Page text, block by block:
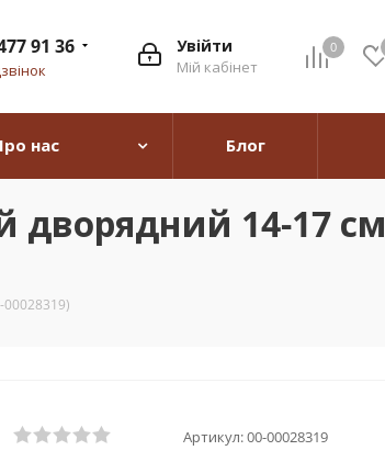
0
Увійти
Мій кабінет
91 36
нас Блог
дворядний 14-17 см
Артикул:00-00028319